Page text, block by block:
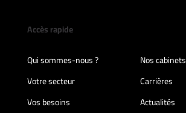
Accès rapide
Qui sommes-nous ?
Nos cabinets
Votre secteur
Carrières
Vos besoins
Actualités